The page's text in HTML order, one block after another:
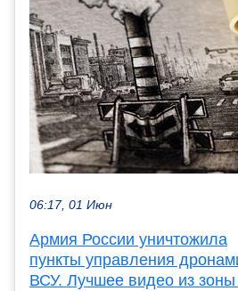
06:17, 01 Июн
Армия России уничтожила
пункты управления
ВСУ. Лучшее видео из